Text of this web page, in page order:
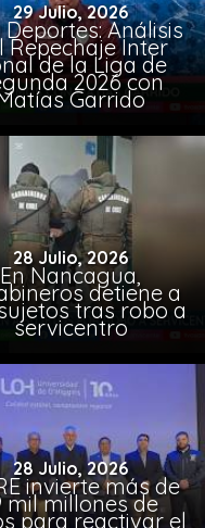
29 Julio, 2026
Deportes: Análisis
Repechaje Inter
de la Liga de
2026 con
Garrido
28 Julio, 2026
En Nancagua,
detiene a
tras robo a
servicentro
28 Julio, 2026
invierte más de
mil millones de
para reactivar el